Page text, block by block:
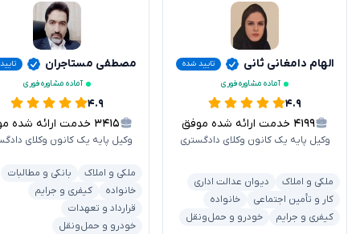
الهام دامغانی ثانی
تایید شده
آماده مشاوره فوری
۴.۹
۴۱۹۹ خدمت ارائه شده موفق
وکیل پایه یک کانون وکلای دادگستری
ملکی و املاک
دیوان عدالت اداری
کار و تأمین اجتماعی
خانواده
کیفری و جرایم
خودرو و حمل‌ونقل
مصطفی مستاجران
آماده مشاوره فوری
۴.۹
۳۴۱۵ خدمت ارائه شده موفق
وکیل پایه یک کانون وکلای
ملکی و املاک
بانکی و مطالبات
خانواده
کیفری و جرایم
قرارداد و تعهدات
خودرو و حمل‌ونقل